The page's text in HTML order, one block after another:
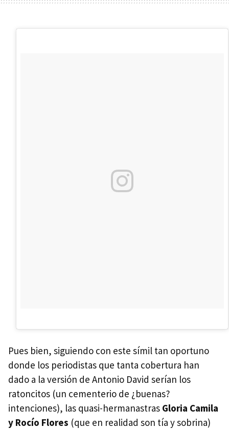
Pues bien, siguiendo con este símil tan oportuno
donde los periodistas que tanta cobertura han
dado a la versión de Antonio David serían los
ratoncitos (un cementerio de ¿buenas?
intenciones), las quasi-hermanastras Gloria Camila
y Rocío Flores (que en realidad son tía y sobrina)